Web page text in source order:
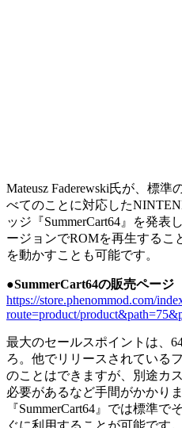
Mateusz Faderewski氏が、標
べてのことに対応した
ッジ『SummerCart64』を発表
ージョンでROMを再生するこ
を動かすことも可能です。
●SummerCart64の販売ページ
https://store.phenommod.com/
route=product/
最大のセールスポイントは、
ろ。他でリリースされている
のことはできますが、別途カ
必要があるなど手間がかかり
『SummerCart64』では標準
ぐに利用することが可能です。